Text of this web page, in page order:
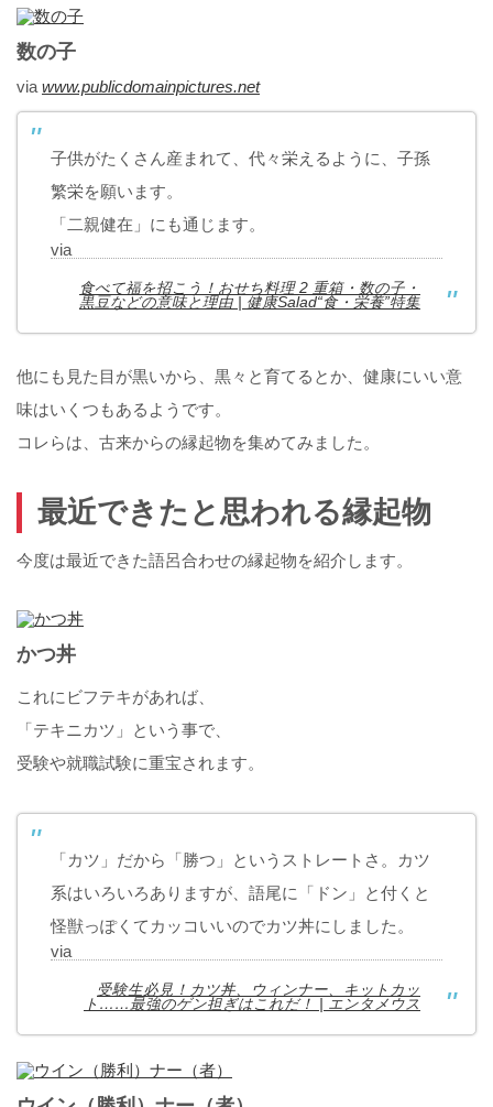
数の子
via www.publicdomainpictures.net
子供がたくさん産まれて、代々栄えるように、子孫
繁栄を願います。
「二親健在」にも通じます。
via
食べて福を招こう！おせち料理 2 重箱・数の子・
黒豆などの意味と理由 | 健康Salad“食・栄養”特集
他にも見た目が黒いから、黒々と育てるとか、健康にいい意
味はいくつもあるようです。
コレらは、古来からの縁起物を集めてみました。
最近できたと思われる縁起物
今度は最近できた語呂合わせの縁起物を紹介します。
かつ丼
これにビフテキがあれば、
「テキニカツ」という事で、
受験や就職試験に重宝されます。
「カツ」だから「勝つ」というストレートさ。カツ
系はいろいろありますが、語尾に「ドン」と付くと
怪獣っぽくてカッコいいのでカツ丼にしました。
via
受験生必見！カツ丼、ウィンナー、キットカッ
ト……最強のゲン担ぎはこれだ！ | エンタメウス